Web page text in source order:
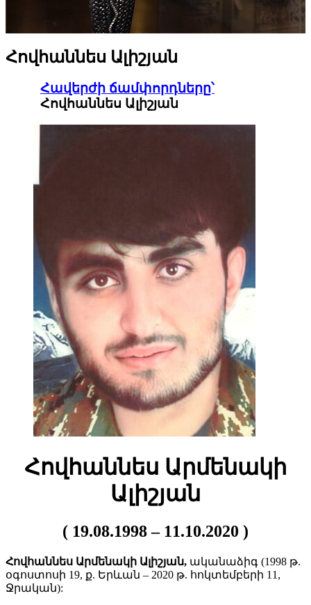
Հովհաննես Ալիշյան
Հավերժի ճամփորդները՝
Հովհաննես Ալիշյան
Հովհաննես Արմենակի
Ալիշյան
( 19.08.1998 – 11.10.2020 )
Հովհաննես Արմենակի Ալիշյան, ականաձիգ (1998 թ.
օգոստոսի 19, ք. Երևան – 2020 թ. հոկտեմբերի 11,
Ջրական):